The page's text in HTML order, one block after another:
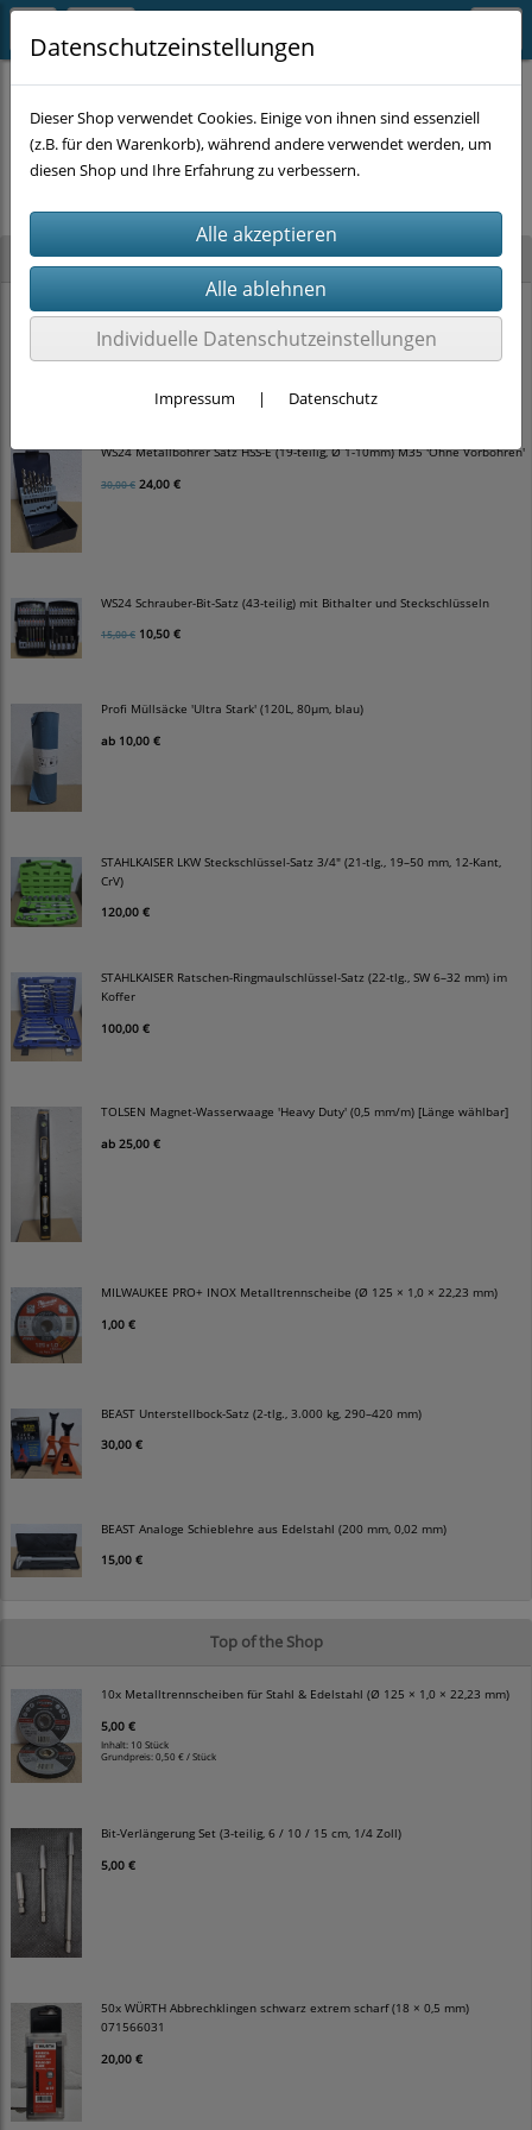
Neu im Shop
WS24 Hammerbohrer Satz SDS-plus 4-schneider (5-teilig, Ø 5-10mm)
15,00 €12,00 €
WS24 Metallbohrer Satz HSS-E (19-teilig, Ø 1-10mm) M35 'Ohne Vorbohren'
30,00 € 24,00 €
WS24 Schrauber-Bit-Satz (43-teilig) mit Bithalter und Steckschlüsseln
15,00 € 10,50 €
Profi Müllsäcke 'Ultra Stark' (120L, 80µm, blau)
ab 10,00 €
STAHLKAISER LKW Steckschlüssel-Satz 3/4" (21-tlg., 19–50 mm, 12-Kant,
CrV)
120,00 €
STAHLKAISER Ratschen-Ringmaulschlüssel-Satz (22-tlg., SW 6–32 mm) im
Koffer
100,00 €
TOLSEN Magnet-Wasserwaage 'Heavy Duty' (0,5 mm/m) [Länge wählbar]
ab 25,00 €
MILWAUKEE PRO+ INOX Metalltrennscheibe (Ø 125 × 1,0 × 22,23 mm)
1,00 €
BEAST Unterstellbock-Satz (2-tlg., 3.000 kg, 290–420 mm)
30,00 €
BEAST Analoge Schieblehre aus Edelstahl (200 mm, 0,02 mm)
15,00 €
Top of the Shop
10x Metalltrennscheiben für Stahl & Edelstahl (Ø 125 × 1,0 × 22,23 mm)
5,00 €
Inhalt: 10 Stück
Grundpreis:0,50 € / Stück
Bit-Verlängerung Set (3-teilig, 6 / 10 / 15 cm, 1/4 Zoll)
5,00 €
50x WÜRTH Abbrechklingen schwarz extrem scharf (18 × 0,5 mm)
071566031
20,00 €
Es wurden leider keine Produkte gefunden.
Datenschutzeinstellungen
Dieser Shop verwendet Cookies. Einige von ihnen sind essenziell
(z.B. für den Warenkorb), während andere verwendet werden, um
diesen Shop und Ihre Erfahrung zu verbessern.
Individuelle Datenschutzeinstellungen
Impressum | Datenschutz